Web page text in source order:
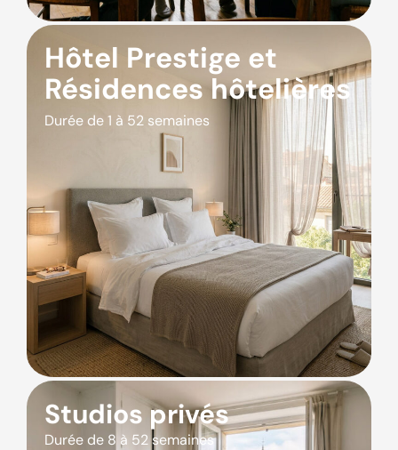
Hôtel Prestige et
Résidences hôtelières
Durée de 1 à 52 semaines
Studios privés
Durée de 8 à 52 semaines